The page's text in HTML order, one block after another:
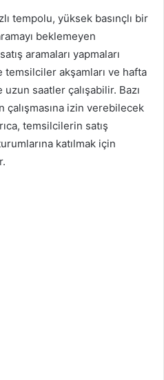
tempolu, yüksek basınçlı bir
beklemeyen
aramaları yapmaları
akşamları ve hafta
saatler çalışabilir. Bazı
izin verebilecek
temsilcilerin satış
katılmak için